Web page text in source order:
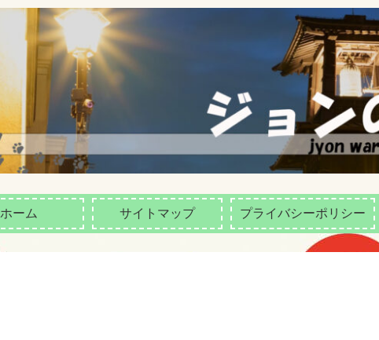
ホーム サイトマップ プライバシーポリシー